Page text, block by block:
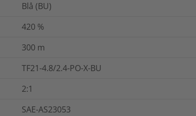
Blå (BU)
420 %
300 m
TF21-4.8/2.4-PO-X-BU
2:1
SAE-AS23053